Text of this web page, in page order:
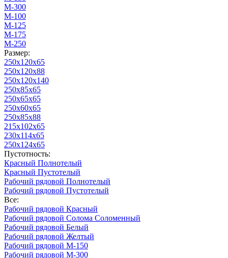
М-300
М-100
М-125
М-175
М-250
Размер:
250х120х65
250х120х88
250х120х140
250х85х65
250х65х65
250х60х65
250х85х88
215х102х65
230х114х65
250х124х65
Пустотность:
Красный Полнотелый
Красный Пустотелый
Рабочий рядовой Полнотелый
Рабочий рядовой Пустотелый
Все:
Рабочий рядовой Красный
Рабочий рядовой Солома Соломенный
Рабочий рядовой Белый
Рабочий рядовой Желтый
Рабочий рядовой М-150
Рабочий рядовой М-300